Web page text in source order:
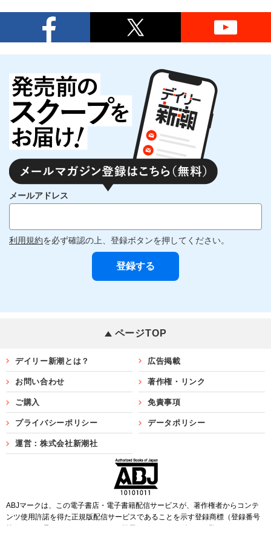
メールアドレス
利用規約を必ず確認の上、登録ボタンを押してください。
ページTOP
デイリー新潮とは？ 広告掲載
お問い合わせ 著作権・リンク
ご購入 免責事項
プライバシーポリシー データポリシー
運営：株式会社新潮社
ABJマークは、この電子書店・電子書籍配信サービスが、著作権者からコンテ
ンツ使用許諾を得た正規版配信サービスであることを示す登録商標（登録番号
第6091713号）です。ABJマークを掲示しているサービスの一覧は